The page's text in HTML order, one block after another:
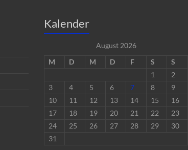
Kalender
August 2026
M
D M D F S
S
1
2
3
4 5 6 7 8
9
10
11 12 13 14 15
16
17
18 19 20 21 22
23
24
25 26 27 28 29
30
31